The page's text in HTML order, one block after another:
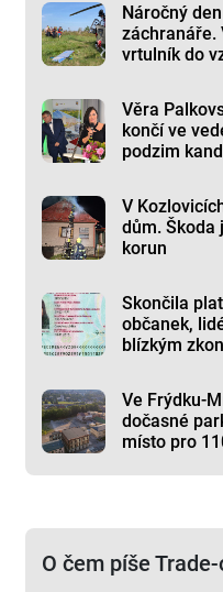
Náročný
záchranáře.
vrtulník do
Věra
končí ve
podzim
V
dům. Škoda
korun
Skončila
občanek,
blízkým
Ve Frýdku-
dočasné
místo pro
O čem píše